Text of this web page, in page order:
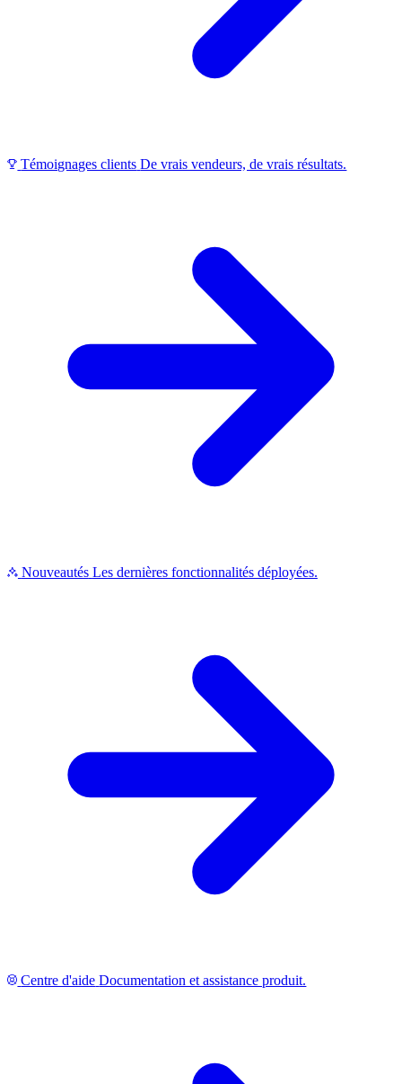
Témoignages clients De vrais vendeurs, de vrais résultats.
Nouveautés Les dernières fonctionnalités déployées.
Centre d'aide Documentation et assistance produit.